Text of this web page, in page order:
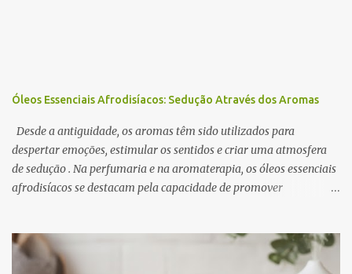
Óleos Essenciais Afrodisíacos: Sedução Através dos Aromas
Desde a antiguidade, os aromas têm sido utilizados para
despertar emoções, estimular os sentidos e criar uma atmosfera
de sedução . Na perfumaria e na aromaterapia, os óleos essenciais
afrodisíacos se destacam pela capacidade de promover
olfativo e o sistema límbico , a região do cérebro responsável pelas
emoções e pelo comportamento. Determinados aromas são